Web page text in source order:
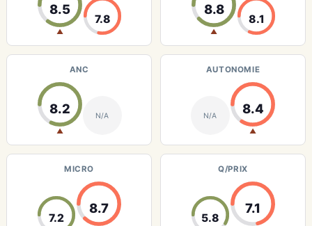
8.5
▲
7.8
8.8
▲
8.1
ANC
8.2
▲
N/A
AUTONOMIE
N/A 8.4
▲
MICRO
7.2
8.7
Q/PRIX
5.8
7.1